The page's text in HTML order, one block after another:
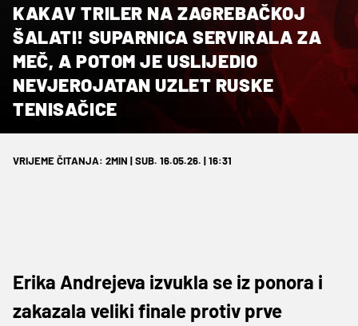
KAKAV TRILER NA ZAGREBAČKOJ
ŠALATI! SUPARNICA SERVIRALA ZA
MEČ, A POTOM JE USLIJEDIO
NEVJEROJATAN UZLET RUSKE
TENISAČICE
VRIJEME ČITANJA: 2MIN | SUB. 16.05.26. | 16:31
Erika Andrejeva izvukla se iz ponora i
zakazala veliki finale protiv prve